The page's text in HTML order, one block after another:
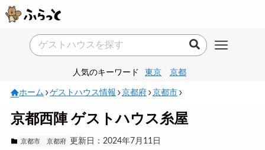
人気のキーワード 東京 京都
ホーム ゲストハウス情報 京都府 京都市
京都西陣 ゲストハウス糸屋
京都市 京都府 更新日：2024年7月11日